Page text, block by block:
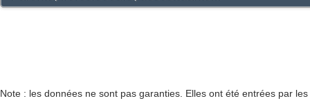
Note : les données ne sont pas garanties. Elles ont été entrées par